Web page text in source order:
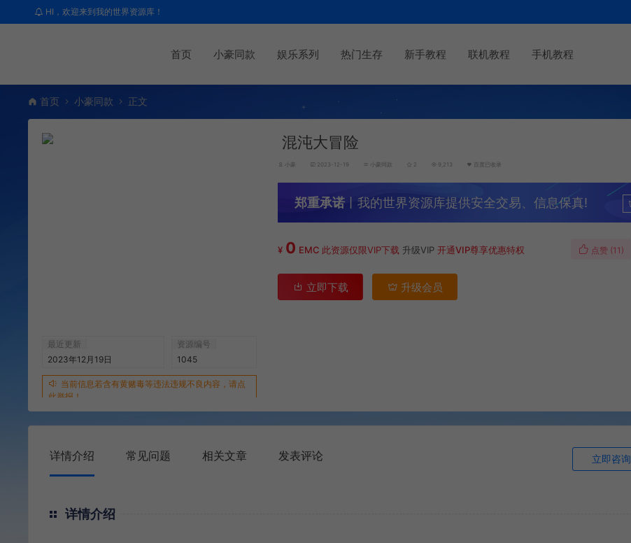
HI，欢迎来到我的世界资源库！
首页 小豪同款 娱乐系列 热门生存 新手教程 联机教程 手机教程
首页 小豪同款 正文
最近更新
2023年12月19日
资源编号
1045
当前信息若含有黄赌毒等违法违规不良内容，请点
此举报！
混沌大冒险
小豪 2023-12-19 小豪同款 2 9,213 百度已收录
郑重承诺 丨我的世界资源库提供安全交易、信息保真!
¥ 0 EMC 此资源仅限VIP下载 升级VIP 开通VIP尊享优惠特权 点赞 (11 )
立即下载 升级会员
详情介绍 常见问题 相关文章 发表评论 立即咨询
详情介绍